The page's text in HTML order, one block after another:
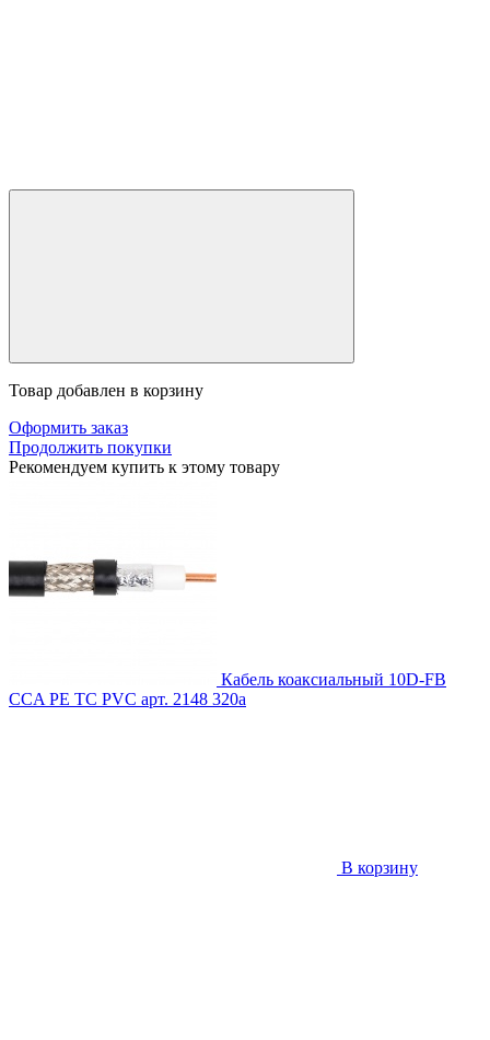
Товар добавлен в корзину
Оформить заказ
Продолжить покупки
Рекомендуем купить к этому товару
Кабель коаксиальный 10D-FB
CCA PE TC PVC арт. 2148 320a
В корзину